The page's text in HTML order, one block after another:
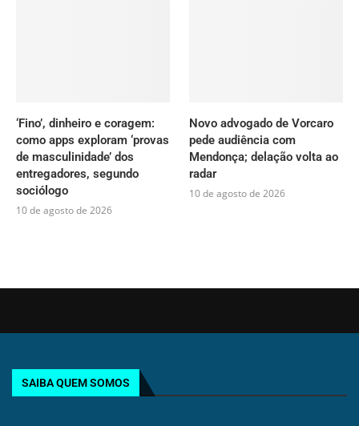
‘Fino’, dinheiro e coragem:
como apps exploram ‘provas
de masculinidade’ dos
entregadores, segundo
sociólogo
10 de agosto de 2026
Novo advogado de Vorcaro
pede audiência com
Mendonça; delação volta ao
radar
10 de agosto de 2026
SAIBA QUEM SOMOS